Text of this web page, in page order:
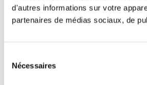
d'autres informations sur votre
partenaires de médias sociaux, de
Nécessaires
nous prenons → jeprenais, tu
prenions , vouspreniez, ilsprenaient.